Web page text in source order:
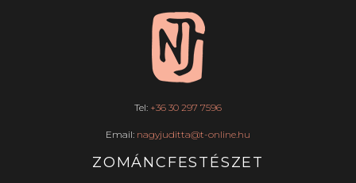
Tel: +36 30 297 7596
Email: nagyjuditta@t-online.hu
ZOMÁNCFESTÉSZET